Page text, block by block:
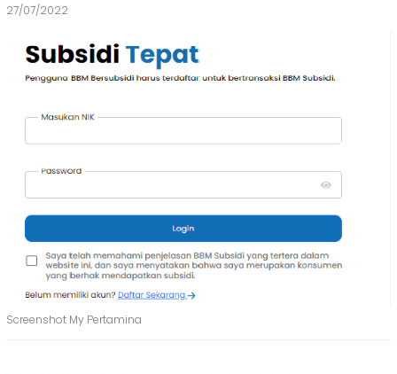
27/07/2022
Screenshot My Pertamina